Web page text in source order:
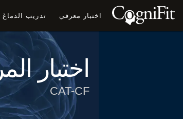
اختبار معرفي تدريب الدماغ
اختبار
CAT-CF